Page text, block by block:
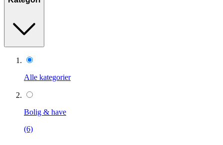
Alle kategorier
Bolig & have
(6)